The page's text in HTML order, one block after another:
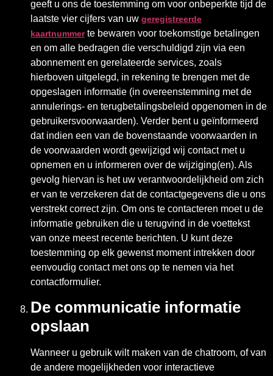
geeft u ons de toestemming om voor onbeperkte tijd de
laatste vier cijfers van uw geregistreerde
kaartnummerte bewaren voor toekomstige betalingen
en om alle bedragen die verschuldigd zijn via een
abonnement en gerelateerde services, zoals
hierboven uitgelegd, in rekening te brengen met de
opgeslagen informatie (in overeenstemming met de
annulerings- en terugbetalingsbeleid opgenomen in de
gebruikersvoorwaarden). Verder bent u geïnformeerd
dat indien een van de bovenstaande voorwaarden in
de voorwaarden wordt gewijzigd wij contact met u
opnemen en u informeren over de wijziging(en). Als
gevolg hiervan is het uw verantwoordelijkheid om zich
er van te verzekeren dat de contactgegevens die u ons
verstrekt correct zijn. Om ons te contacteren moet u de
informatie gebruiken die u terugvind in de voettekst
van onze meest recente berichten. U kunt deze
toestemming op elk gewenst moment intrekken door
eenvoudig contact met ons op te nemen via het
contactformulier.
De communicatie informatie
opslaan
Wanneer u gebruik wilt maken van de chatroom, of van
de andere mogelijkheden voor interactieve